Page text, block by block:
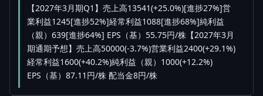
【2027年3月期Q1】売上高13541(+25.0%)[進捗27%]営
業利益1245[進捗52%]経常利益1088[進捗68%]純利益
（親）639[進捗64%] EPS（基）55.75円/株【2027年3月
期通期予想】売上高50000(-3.7%)営業利益2400(+29.1%)
経常利益1600(+40.2%)純利益（親）1000(+12.2%)
EPS（基）87.11円/株 配当金8円/株